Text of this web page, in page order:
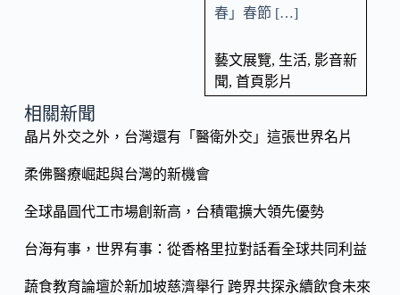
春」春節 […]
藝文展覽, 生活, 影音新
聞, 首頁影片
相關新聞
晶片外交之外，台灣還有「醫衛外交」這張世界名片
柔佛醫療崛起與台灣的新機會
全球晶圓代工市場創新高，台積電擴大領先優勢
台海有事，世界有事：從香格里拉對話看全球共同利益
蔬食教育論壇於新加坡慈濟舉行 跨界共探永續飲食未來